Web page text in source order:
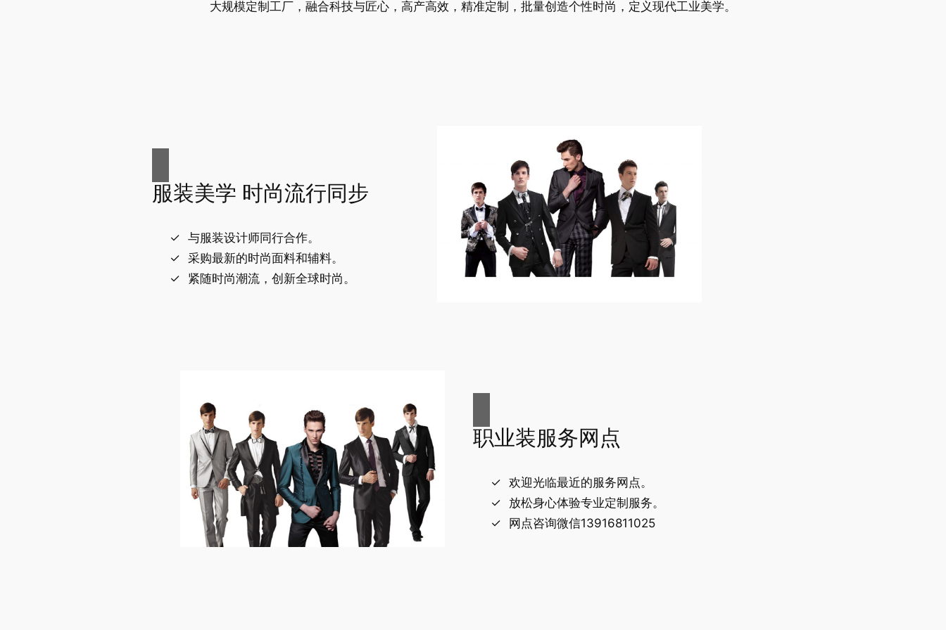
大规模定制工厂，融合科技与匠心，高产高效，精准定制，批量创造个性时尚，定义现代工业美学。
服装美学 时尚流行同步
与服装设计师同行合作。
采购最新的时尚面料和辅料。
紧随时尚潮流，创新全球时尚。
职业装服务网点
欢迎光临最近的服务网点。
放松身心体验专业定制服务。
网点咨询微信13916811025